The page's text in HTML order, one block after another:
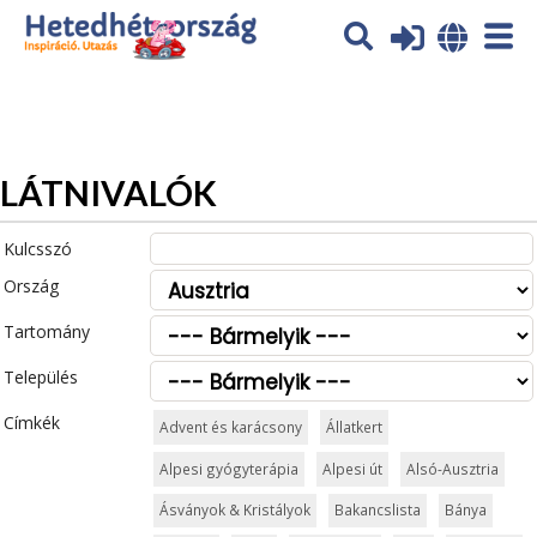
Az oldal sütiket (cookies) használ. További tájékoztatás itt:
Adatvédelmi tájékoztató
LÁTNIVALÓK
Kulcsszó
Ország
Tartomány
Település
Címkék
Advent és karácsony Állatkert
Alpesi gyógyterápia Alpesi út Alsó-Ausztria
Ásványok & Kristályok Bakancslista Bánya